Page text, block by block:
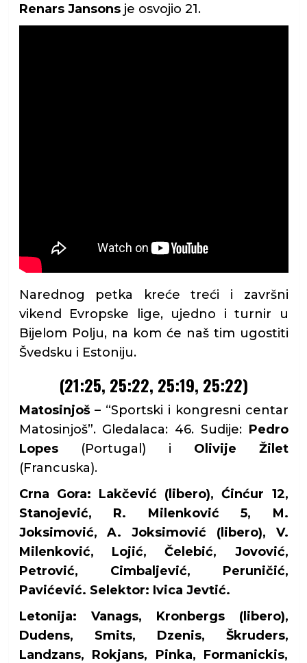
Renars Jansonsje osvojio 21.
Narednog petka kreće treći i završni
vikend Evropske lige, ujedno i turnir u
Bijelom Polju, na kom će naš tim ugostiti
Švedsku i Estoniju.
(21:25, 25:22, 25:19, 25:22)
Matosinjoš– “Sportski i kongresni centar
Matosinjoš”. Gledalaca: 46. Sudije: Pedro
Lopes(Portugal) i Olivije Žilet
(Francuska).
Crna Gora: Lakčević (libero), Ćinćur 12,
Stanojević, R. Milenković 5, M.
Joksimović, A. Joksimović (libero), V.
Milenković, Lojić, Čelebić, Jovović,
Petrović, Cimbaljević, Peruničić,
Pavićević. Selektor: Ivica Jevtić.
Letonija: Vanags, Kronbergs (libero),
Dudens, Smits, Dzenis, Škruders,
Landzans, Rokjans, Pinka, Formanickis,